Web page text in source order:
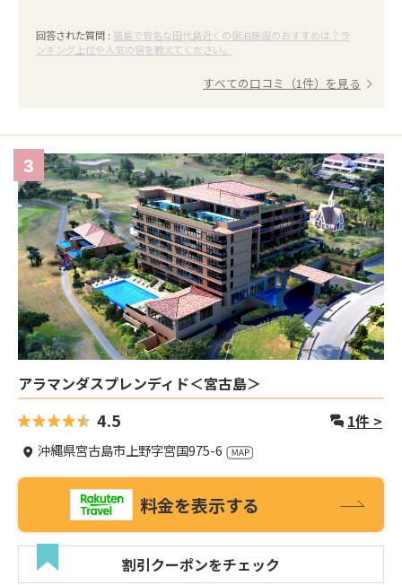
回答された質問 : 猫島で有名な田代島近くの宿泊施設のおすすめは？ラ
ンキング上位や人気の宿を教えてください。
すべての口コミ（1件）を見る
3
アラマンダスプレンディド＜宮古島＞
4.5 1件 >
沖縄県宮古島市上野字宮国975-6
料金を表示する
割引クーポンをチェック